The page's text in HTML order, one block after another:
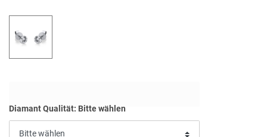
Diamant Qualität: Bitte wählen